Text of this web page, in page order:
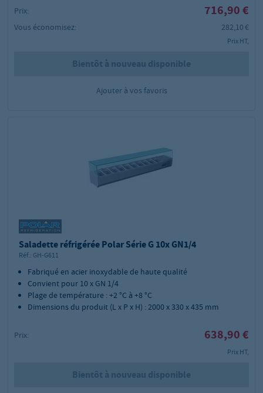
Prix:
716,90 €
Vous économisez: 282,10 €
Prix HT,
Bientôt à nouveau disponible
Ajouter à vos favoris
Saladette réfrigérée Polar Série G 10x GN1/4
Réf.: GH-G611
Fabriqué en acier inoxydable de haute qualité
Convient pour 10 x GN 1/4
Plage de température :+2 °C à +8 °C
Dimensions du produit (L x P x H) : 2000 x 330 x 435 mm
Prix: 638,90 €
Prix HT,
Bientôt à nouveau disponible